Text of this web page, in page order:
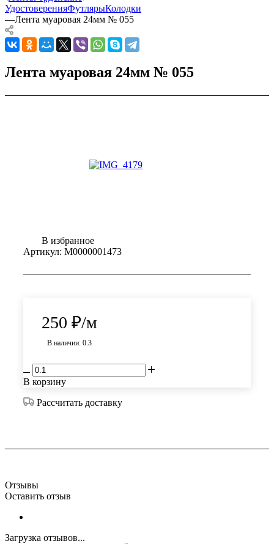
УдостоверенияФутлярыКолодки
—Лента муаровая 24мм № 055
Лента муаровая 24мм № 055
В избранное
Артикул: М0000001473
250 ₽/м
В наличии: 0.3
В корзину
Рассчитать доставку
Отзывы
Оставить отзыв
Загрузка отзывов...